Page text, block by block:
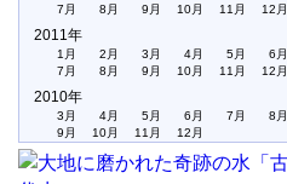
7月
8月 9月 10月 11月 12月
2011年
1月 2月 3月 4月 5月
6月
7月
8月 9月 10月 11月 12月
2010年
3月 4月 5月 6月 7月
8月
9月
10月 11月 12月